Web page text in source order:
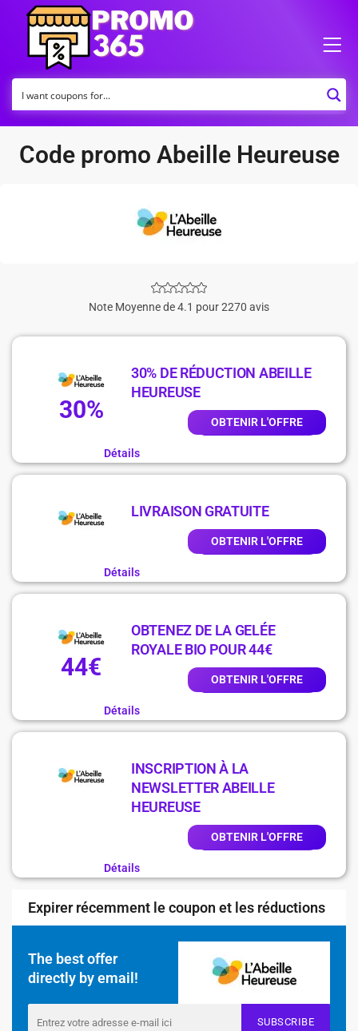
Code promo Abeille Heureuse
Note Moyenne de 4.1 pour 2270 avis
30%
30% DE RÉDUCTION ABEILLE
HEUREUSE
OBTENIR L'OFFRE
Détails
LIVRAISON GRATUITE
OBTENIR L'OFFRE
Détails
44€
OBTENEZ DE LA GELÉE
ROYALE BIO POUR 44€
OBTENIR L'OFFRE
Détails
INSCRIPTION À LA
NEWSLETTER ABEILLE
HEUREUSE
OBTENIR L'OFFRE
Détails
Expirer récemment le coupon et les réductions
The best offer
directly by email!
SUBSCRIBE